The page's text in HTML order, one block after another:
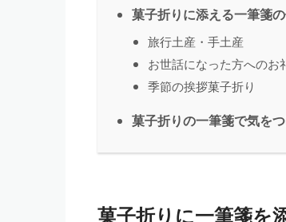
菓子折りに添える一筆箋
旅行土産・手土産
お世話になった方へのお
季節の挨拶菓子折り
菓子折りの一筆箋で気を
菓子折りに一筆箋を